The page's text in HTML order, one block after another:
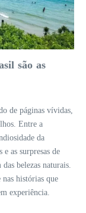
são as
de páginas vívidas,
Entre a
da
as surpresas de
belezas naturais.
histórias que
experiência.